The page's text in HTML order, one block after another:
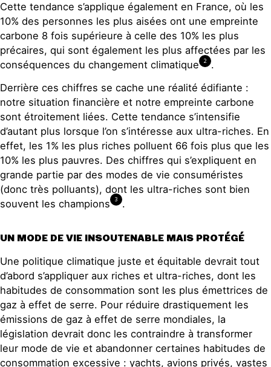
Cette tendance s’applique également en France, où les
10% des personnes les plus aisées ont une empreinte
carbone 8 fois supérieure à celle des 10% les plus
précaires, qui sont également les plus affectées par les
conséquences du changement climatique
2
.
Derrière ces chiffres se cache une réalité édifiante :
notre situation financière et notre empreinte carbone
sont étroitement liées. Cette tendance s’intensifie
d’autant plus lorsque l’on s’intéresse aux ultra-riches. En
effet, les 1% les plus riches polluent 66 fois plus que les
10% les plus pauvres. Des chiffres qui s’expliquent en
grande partie par des modes de vie consuméristes
(donc très polluants), dont les ultra-riches sont bien
souvent les champions
3 .
UN MODE DE VIE INSOUTENABLE MAIS PROTÉGÉ
Une politique climatique juste et équitable devrait tout
d’abord s’appliquer aux riches et ultra-riches, dont les
habitudes de consommation sont les plus émettrices de
gaz à effet de serre. Pour réduire drastiquement les
émissions de gaz à effet de serre mondiales, la
législation devrait donc les contraindre à transformer
leur mode de vie et abandonner certaines habitudes de
consommation excessive : yachts, avions privés, vastes